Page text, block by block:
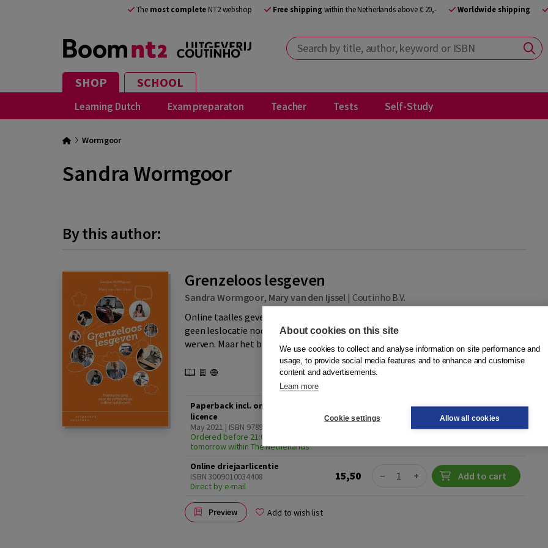
The most complete NT2 webshop Free shipping within the Netherlands above € 20,- Worldwide shipping
Search by title, author, keyword or ISBN
SHOP SCHOOL
Learning Dutch Exam preparaton Teacher Tests Self-Study
Wormgoor
Sandra Wormgoor
By this author:
Grenzeloos lesgeven
Sandra Wormgoor, Mary van den Ijssel | Coutinho B.V.
Online taalles geven biedt veel voordelen. Je hebt als zelfstandige taaldocent
geen leslocatie nodig, je hebt minder reistijd en je kunt wereldwijd cursisten
werven. Maar het brengt ook vragen met ...
More
Paperback incl. online threeyear
licence
May 2021 | ISBN 9789046907900
Ordered before 21:00, delivered
tomorrow within The Netherlands
20,75 Quantity
− + Add to cart
Online driejaarlicentie
ISBN 3009010034408
Direct by e-mail
15,50 Quantity
− + Add to cart
Preview Add to wish list
About cookies on this site
We use cookies to collect and analyse information on site performance and
usage, to provide social media features and to enhance and customise
content and advertisements.
Learn more
Cookie settings Allow all cookies